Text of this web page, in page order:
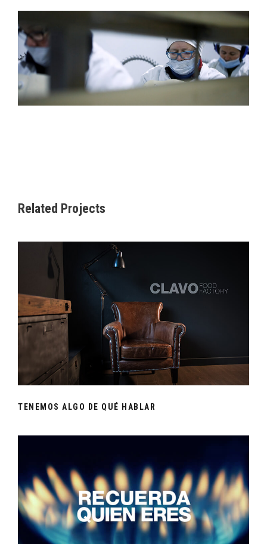
Related Projects
TENEMOS ALGO DE QUÉ HABLAR
TENEMOS ALGO DE QUÉ HABLAR
LA PRIMERA OPORTUNIDAD